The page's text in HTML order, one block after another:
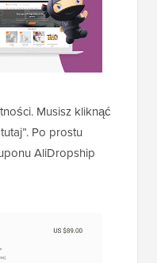
Musisz kliknąć
Po prostu
AliDropship